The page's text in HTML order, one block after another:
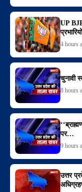
UP
4 hours
चुनावी
8 hours
पर…
9 hours
उत्तर